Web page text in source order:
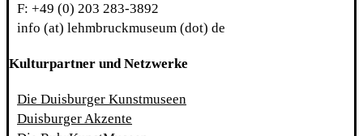
F: +49 (0) 203 283-3892
info (at) lehmbruckmuseum (dot) de
Kulturpartner und Netzwerke
Die Duisburger Kunstmuseen
Duisburger Akzente